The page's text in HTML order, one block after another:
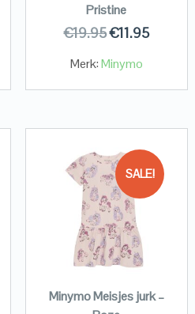
Pristine
€19.95€11.95
Merk:Minymo
SALE!
Minymo Meisjes jurk –